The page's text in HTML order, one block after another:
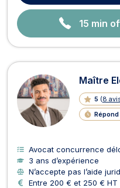
15 min
Maître
5 (8
Avocat concurrence
3 ans d’expérience
N’accepte pas l’aide
Entre 200 € et 250 € HT